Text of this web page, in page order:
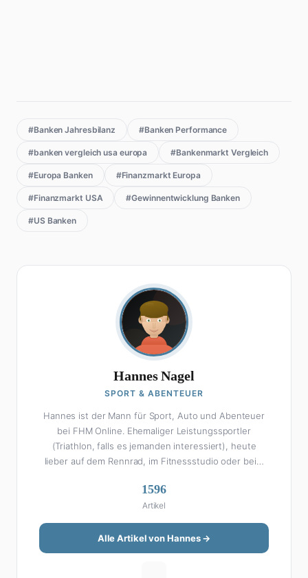
#Banken Jahresbilanz #Banken Performance
#banken vergleich usa europa #Bankenmarkt Vergleich
#Europa Banken #Finanzmarkt Europa
#Finanzmarkt USA #Gewinnentwicklung Banken
#US Banken
Hannes Nagel
SPORT & ABENTEUER
Hannes ist der Mann für Sport, Auto und Abenteuer
bei FHM Online. Ehemaliger Leistungssportler
(Triathlon, falls es jemanden interessiert), heute
lieber auf dem Rennrad, im Fitnessstudio oder beim
enzyklopädisch: Egal ob Bundesliga-Analyse, Formel 1,
UFC oder Olympia – Hannes liefert fundierte
Einschätzungen mit der Leidenschaft eines echten
Fans. Aber Sport ist nur die halbe Miete: Hannes ist
auch unser Auto-Experte. Vom Elektro-SUV bis zum
1596
Artikel
Alle Artikel von Hannes →